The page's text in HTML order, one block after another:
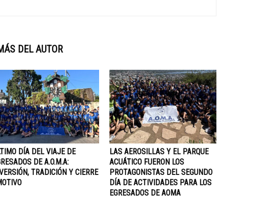
DEL AUTOR
DÍA DEL VIAJE DE
DE A.O.M.A:
TRADICIÓN Y CIERRE
LAS AEROSILLAS Y EL PARQUE
ACUÁTICO FUERON LOS
PROTAGONISTAS DEL SEGUNDO
DÍA DE ACTIVIDADES PARA LOS
EGRESADOS DE AOMA